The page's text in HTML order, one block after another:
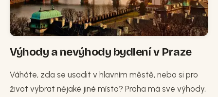
Výhody a nevýhody bydlení v Praze
Váháte, zda se usadit v hlavním městě, nebo si pro
život vybrat nějaké jiné místo? Praha má své výhody,